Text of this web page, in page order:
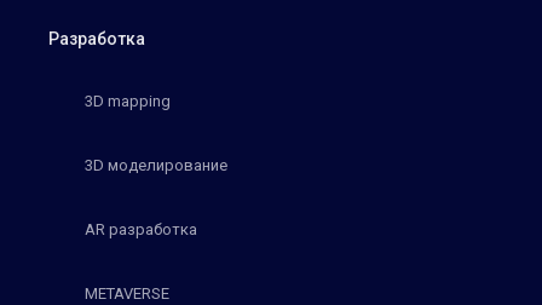
Разработка
3D mapping
3D моделирование
AR разработка
METAVERSE